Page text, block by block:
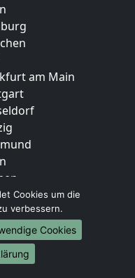
am Main
Cookies um die
verbessern.
Cookies